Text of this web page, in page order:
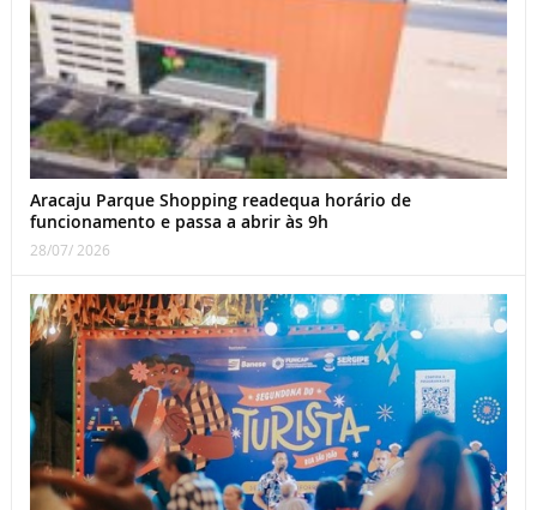
Aracaju Parque Shopping readequa horário de
funcionamento e passa a abrir às 9h
28/07/ 2026